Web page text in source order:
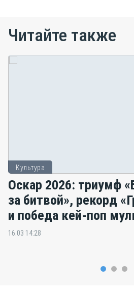
Читайте также
Культура
Оскар 2026: триумф
за битвой», рекорд
и победа кей-поп
16.03 14:28